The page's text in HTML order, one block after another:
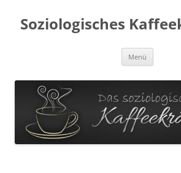
Soziologisches
Menü